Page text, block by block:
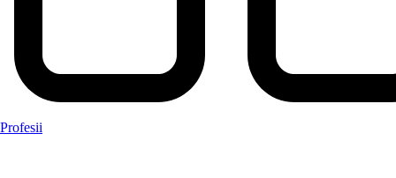
Profesii